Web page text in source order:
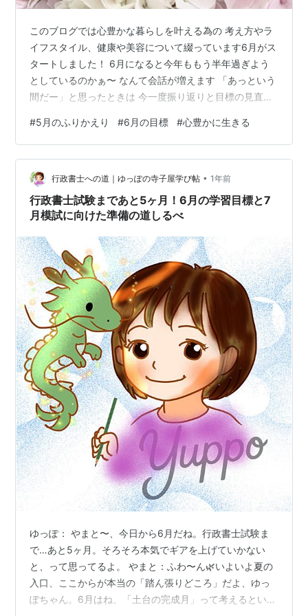
このブログでは心豊かな暮らしを叶える為の 考え方やラ
イフスタイル、健康や美容について綴っています6月がス
タートしました！ 6月になると今年ももう半年過ぎよう
としているのかぁ〜 なんて会話が増えます 「あっという
間だー」と思ったときは 今一度振り返りと目標の見直し
立ち止まって 今まで来た道のりを振り返ったり心ゆくま
で好きなことをする時間を持ったり 心も体も満たされる
時間を持つことが 大切だと思っています 実際、私の人生
にはそういうタイミングが 何回もありました その度に人
生観を変える大きな気づきがあります つい自己否定思考
になりがちな私には …
#5月のふりかえり #6月の目標 #心豊かに生きる
行政書士への道｜ゆっぽの寺子屋学び帖 • 1年前
行政書士試験まであと5ヶ月！6月の学習目標と7
月模試に向けた準備の道しるべ
ゆっぽ： やまと〜、今日から6月だね。行政書士試験ま
で…あと5ヶ月。そろそろ本気でギアを上げていかない
と、って思ってるよ。 やまと：ふわ〜ん🌿いよいよ夏の
入口、ここからが本当の「踏ん張りどころ」だよ、ゆっ
ぽちゃん。6月はね、「土台の完成月」って考えるといい